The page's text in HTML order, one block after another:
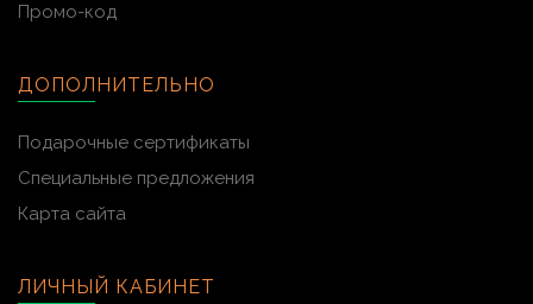
Промо-код
ДОПОЛНИТЕЛЬНО
Подарочные сертификаты
Специальные предложения
Карта сайта
ЛИЧНЫЙ КАБИНЕТ